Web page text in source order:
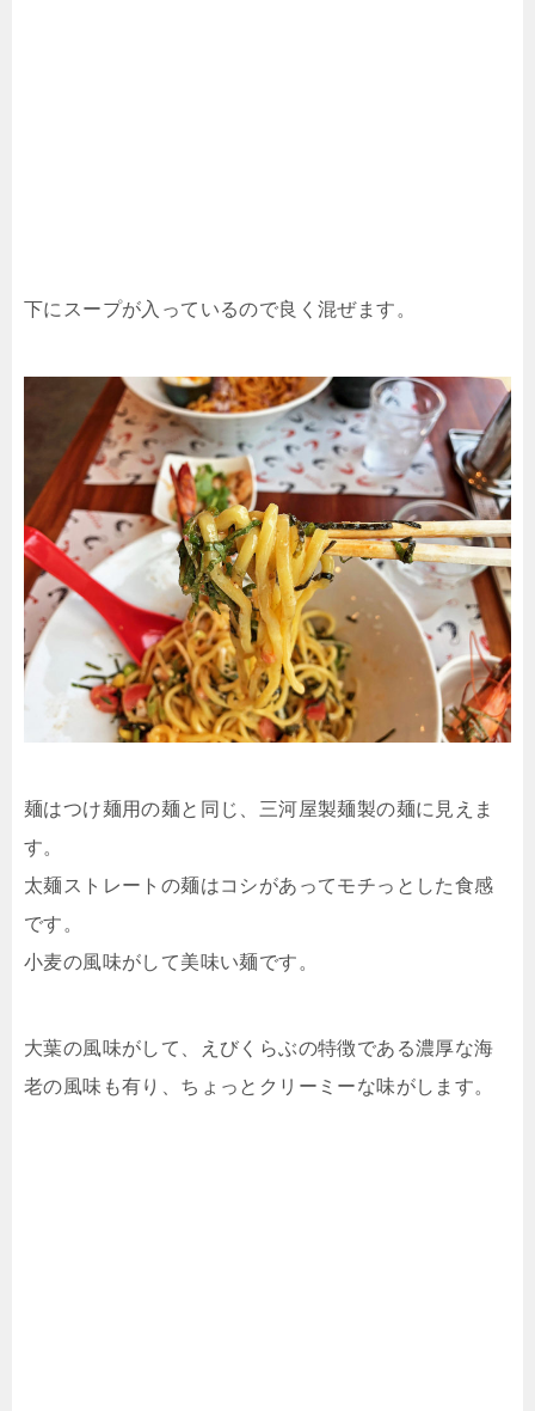
下にスープが入っているので良く混ぜます。
麺はつけ麺用の麺と同じ、三河屋製麺製の麺に見えま
す。
太麺ストレートの麺はコシがあってモチっとした食感
です。
小麦の風味がして美味い麺です。
大葉の風味がして、えびくらぶの特徴である濃厚な海
老の風味も有り、ちょっとクリーミーな味がします。